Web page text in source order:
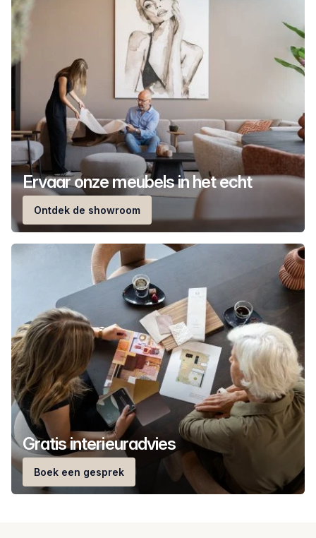
Ervaar onze meubels in het echt
Ontdek de showroom
Gratis interieuradvies
Boek een gesprek